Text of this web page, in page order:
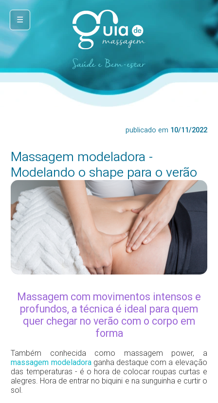
☰
publicado em 10/11/2022
Massagem modeladora -
Modelando o shape para o verão
Massagem com movimentos intensos e
profundos, a técnica é ideal para quem
quer chegar no verão com o corpo em
forma
Também conhecida como massagem power, a
massagem modeladoraganha destaque com a elevação
das temperaturas - é o hora de colocar roupas curtas e
alegres. Hora de entrar no biquini e na sunguinha e curtir o
sol.